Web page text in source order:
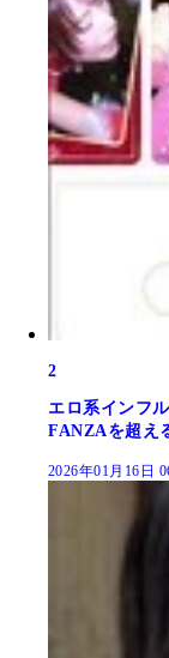
2
エロ系インフ
FANZAを超え
2026年01月16日